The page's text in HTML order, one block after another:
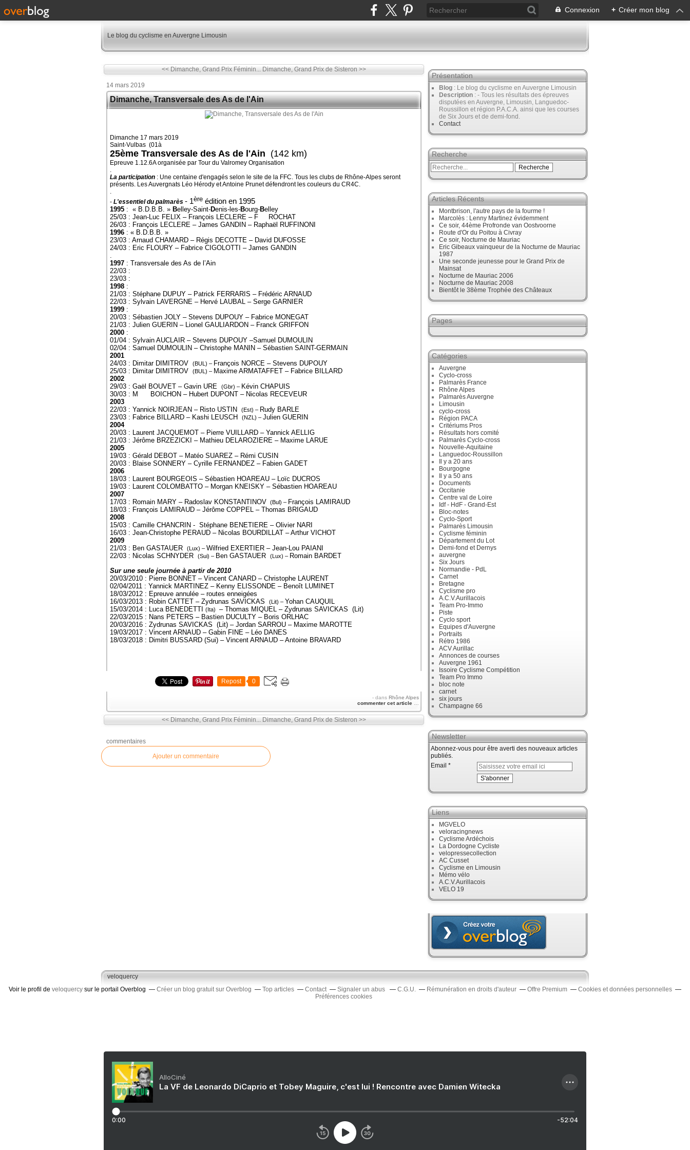
Connexion + Créer mon blog
Le blog du cyclisme en Auvergne Limousin
<< Dimanche, Grand Prix Féminin... Dimanche, Grand Prix de Sisteron >>
14 mars 2019
Dimanche, Transversale des As de l'Ain
Dimanche 17 mars 2019
Saint-Vulbas (01à
25ème Transversale des As de l'Ain (142 km)
Epreuve 1.12.6A organisée par Tour du Valromey Organisation
.
La participation : Une centaine d'engagés selon le site de la FFC. Tous les clubs de Rhône-Alpes seront
présents. Les Auvergnats Léo Hérody et Antoine Prunet défendront les couleurs du CR4C.
.
- L'essentiel du palmarès - 1ère édition en 1995
1995 : « B.D.B.B. » Belley-Saint-Denis-les-Bourg-Belley
25/03 : Jean-Luc FELIX – François LECLERE – F ROCHAT
26/03 : François LECLERE – James GANDIN – Raphaël RUFFINONI
1996 : « B.D.B.B. »
23/03 : Arnaud CHAMARD – Régis DECOTTE – David DUFOSSE
24/03 : Eric FLOURY – Fabrice CIGOLOTTI – James GANDIN
.
1997 : Transversale des As de l’Ain
22/03 :
23/03 :
1998 :
21/03 : Stéphane DUPUY – Patrick FERRARIS – Frédéric ARNAUD
22/03 : Sylvain LAVERGNE – Hervé LAUBAL – Serge GARNIER
1999 :
20/03 : Sébastien JOLY – Stevens DUPOUY – Fabrice MONEGAT
21/03 : Julien GUERIN – Lionel GAULIARDON – Franck GRIFFON
2000 :
01/04 : Sylvain AUCLAIR – Stevens DUPOUY –Samuel DUMOULIN
02/04 : Samuel DUMOULIN – Christophe MANIN – Sébastien SAINT-GERMAIN
2001
24/03 : Dimitar DIMITROV
(BUL) – François NORCE – Stevens DUPOUY
25/03 : Dimitar DIMITROV
(BUL) – Maxime ARMATAFFET – Fabrice BILLARD
2002
29/03 : Gaël BOUVET – Gavin URE
(Gbr) – Kévin CHAPUIS
30/03 : M BOICHON – Hubert DUPONT – Nicolas RECEVEUR
2003
22/03 : Yannick NOIRJEAN – Risto USTIN
(Est) – Rudy BARLE
23/03 : Fabrice BILLARD – Kashi LEUSCH
(NZL) – Julien GUERIN
2004
20/03 : Laurent JACQUEMOT – Pierre VUILLARD – Yannick AELLIG
21/03 : Jérôme BRZEZICKI – Mathieu DELAROZIERE – Maxime LARUE
2005
19/03 : Gérald DEBOT – Matéo SUAREZ – Rémi CUSIN
20/03 : Blaise SONNERY – Cyrille FERNANDEZ – Fabien GADET
2006
18/03 : Laurent BOURGEOIS – Sébastien HOAREAU – Loïc DUCROS
19/03 : Laurent COLOMBATTO – Morgan KNEISKY – Sébastien HOAREAU
2007
17/03 : Romain MARY – Radoslav KONSTANTINOV (Bul) – François LAMIRAUD
18/03 : François LAMIRAUD – Jérôme COPPEL – Thomas BRIGAUD
2008
15/03 : Camille CHANCRIN - Stéphane BENETIERE – Olivier NARI
16/03 : Jean-Christophe PERAUD – Nicolas BOURDILLAT – Arthur VICHOT
2009
21/03 : Ben GASTAUER
(Lux) – Wilfried EXERTIER – Jean-Lou PAIANI
22/03 : Nicolas SCHNYDER
(Sui) – Ben GASTAUER (Lux) – Romain BARDET
Sur une seule journée à partir de 2010
20/03/2010 : Pierre BONNET – Vincent CANARD – Christophe LAURENT
02/04/2011 : Yannick MARTINEZ – Kenny ELISSONDE – Benoît LUMINET
18/03/2012 : Epreuve annulée – routes enneigées
16/03/2013 : Robin CATTET – Zydrunas SAVICKAS
(Lit) – Yohan CAUQUIL
15/03/2014 : Luca BENEDETTI
(Ita)
– Thomas MIQUEL – Zydrunas SAVICKAS (Lit)
22/03/2015 : Nans PETERS – Bastien DUCULTY – Boris ORLHAC
20/03/2016 : Zydrunas SAVICKAS (Lit) – Jordan SARROU – Maxime MAROTTE
19/03/2017 : Vincent ARNAUD – Gabin FINE – Léo DANES
18/03/2018 : Dimitri BUSSARD (Sui) – Vincent ARNAUD – Antoine BRAVARD
Repost 0
- dans Rhône Alpes
commenter cet article
<< Dimanche, Grand Prix Féminin... Dimanche, Grand Prix de Sisteron >>
commentaires
Ajouter un commentaire
Présentation
Blog : Le blog du cyclisme en Auvergne Limousin
Description : - Tous les résultats des épreuves
disputées en Auvergne, Limousin, Languedoc-
Roussillon et région P.A.C.A. ainsi que les courses
de Six Jours et de demi-fond.
Contact
Recherche
Articles Récents
Montbrison, l'autre pays de la fourme !
Marcolès : Lenny Martinez évidemment
Ce soir, 44ème Profronde van Oostvoorne
Route d'Or du Poitou à Civray
Ce soir, Nocturne de Mauriac
Eric Gibeaux vainqueur de la Nocturne de Mauriac
1987
Une seconde jeunesse pour le Grand Prix de
Mainsat
Nocturne de Mauriac 2006
Nocturne de Mauriac 2008
Bientôt le 38ème Trophée des Châteaux
Pages
Catégories
Auvergne
Cyclo-cross
Palmarès France
Rhône Alpes
Palmarès Auvergne
Limousin
cyclo-cross
Région PACA
Critériums Pros
Résultats hors comité
Palmarès Cyclo-cross
Nouvelle-Aquitaine
Languedoc-Roussillon
Il y a 20 ans
Bourgogne
Il y a 50 ans
Documents
Occitanie
Centre val de Loire
Idf - HdF - Grand-Est
Bloc-notes
Cyclo-Sport
Palmarès Limousin
Cyclisme féminin
Département du Lot
Demi-fond et Dernys
auvergne
Six Jours
Normandie - PdL
Carnet
Bretagne
Cyclisme pro
A.C.V.Aurillacois
Team Pro-Immo
Piste
Cyclo sport
Equipes d'Auvergne
Portraits
Rétro 1986
ACV Aurillac
Annonces de courses
Auvergne 1961
Issoire Cyclisme Compétition
Team Pro Immo
bloc note
carnet
six jours
Champagne 66
Newsletter
Abonnez-vous pour être averti des nouveaux articles
publiés.
Email
Liens
MGVELO
veloracingnews
Cyclisme Ardéchois
La Dordogne Cycliste
velopressecollection
AC Cusset
Cyclisme en Limousin
Mémo vélo
A.C.V.Aurillacois
VELO 19
veloquercy
Voir le profil de veloquercy sur le portail Overblog Créer un blog gratuit sur Overblog Top articles Contact Signaler un abus C.G.U. Rémunération en droits d'auteur Offre Premium
Cookies et données personnelles
Préférences cookies
AlloCiné
La VF de Leonardo DiCaprio et Tobey Maguire, c'est lui ! Rencontre avec Damien Witecka
0:00 -52:04